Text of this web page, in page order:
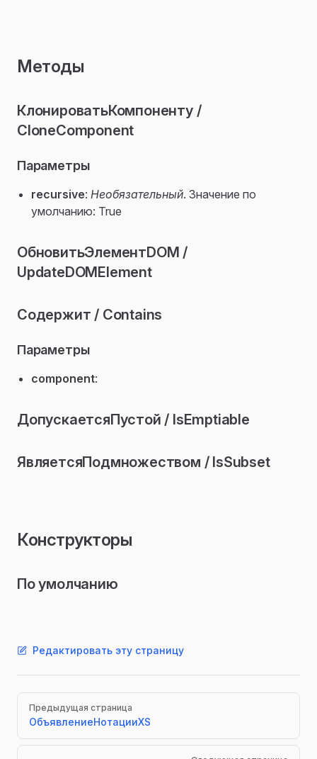
Методы
КлонироватьКомпоненту /
CloneComponent
Параметры
recursive: Необязательный. Значение по
умолчанию: True
ОбновитьЭлементDOM /
UpdateDOMElement
Содержит / Contains
Параметры
component:
ДопускаетсяПустой / IsEmptiable
ЯвляетсяПодмножеством / IsSubset
Конструкторы
По умолчанию
Редактировать эту страницу
Pager
Предыдущая страница
ОбъявлениеНотацииXS